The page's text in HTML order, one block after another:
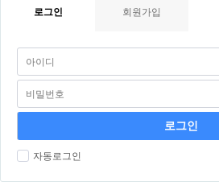
로그인 회원가입
자동로그인